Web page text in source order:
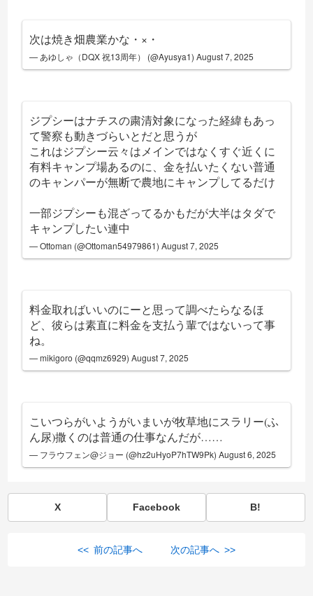
次は焼き畑農業かな・×・
— あゆしゃ（DQX 祝13周年） (@Ayusya1)August 7, 2025
ジプシーはナチスの粛清対象になった経緯もあっ
て警察も動きづらいとだと思うが
これはジプシー云々はメインではなくすぐ近くに
有料キャンプ場あるのに、金を払いたくない普通
のキャンパーが無断で農地にキャンプしてるだけ
一部ジプシーも混ざってるかもだが大半はタダで
キャンプしたい連中
— Ottoman (@Ottoman54979861)August 7, 2025
料金取ればいいのにーと思って調べたらなるほ
ど、彼らは素直に料金を支払う輩ではないって事
ね。
— mikigoro (@qqmz6929)August 7, 2025
こいつらがいようがいまいが牧草地にスラリー(ふ
ん尿)撒くのは普通の仕事なんだが……
— フラウフェン@ジョー (@hz2uHyoP7hTW9Pk)August 6, 2025
X Facebook B!
<< 前の記事へ 次の記事へ >>